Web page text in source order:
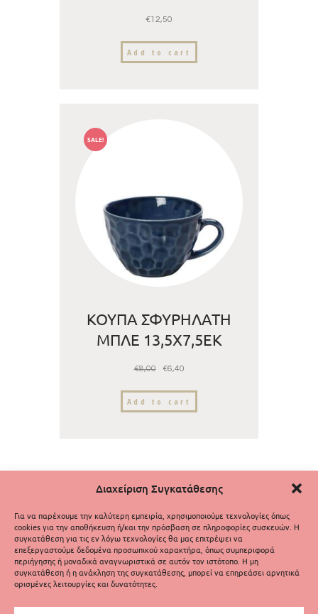
Διαχείριση Συγκατάθεσης
Για να παρέχουμε την καλύτερη εμπειρία, χρησιμοποιούμε τεχνολογίες όπως
cookies για την αποθήκευση ή/και την πρόσβαση σε πληροφορίες συσκευών. Η
συγκατάθεση για τις εν λόγω τεχνολογίες θα μας επιτρέψει να
επεξεργαστούμε δεδομένα προσωπικού χαρακτήρα, όπως συμπεριφορά
περιήγησης ή μοναδικά αναγνωριστικά σε αυτόν τον ιστότοπο. Η μη
συγκατάθεση ή η ανάκληση της συγκατάθεσης, μπορεί να επηρεάσει αρνητικά
ορισμένες λειτουργίες και δυνατότητες.
€12,50
Add to cart
SALE!
ΚΟΥΠΑ ΣΦΥΡΗΛΑΤΗ
ΜΠΛΕ 13,5Χ7,5ΕΚ
€8,00 €6,40
Add to cart